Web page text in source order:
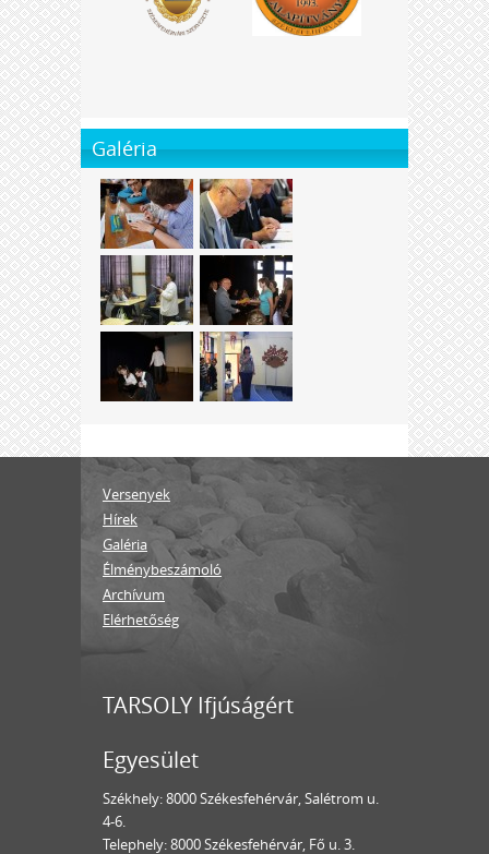
Galéria
Versenyek
Hírek
Galéria
Élménybeszámoló
Archívum
Elérhetőség
TARSOLY Ifjúságért
Egyesület
Székhely: 8000 Székesfehérvár, Salétrom u.
4-6.
Telephely: 8000 Székesfehérvár, Fő u. 3.